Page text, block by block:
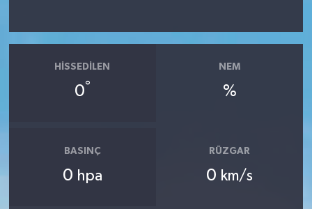
HISSEDILEN
0°
NEM
%
BASINÇ
0 hpa
RÜZGAR
0 km/s
MAGAZİN